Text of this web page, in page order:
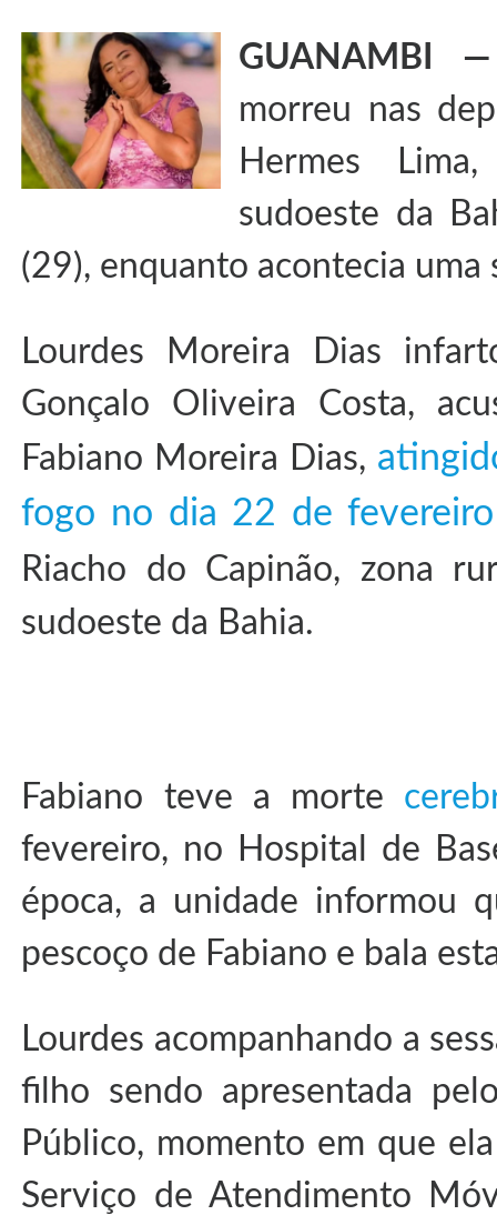
GUANAMBI
morreu nas
Hermes
sudoeste da
(29), enquanto acontecia uma
Lourdes Moreira Dias
Gonçalo Oliveira Costa,
Fabiano Moreira Dias,
fogo no dia 22 de
Riacho do Capinão, zona
sudoeste da Bahia.
Fabiano teve a morte
fevereiro, no Hospital de
época, a unidade informou
pescoço de Fabiano e bala
Lourdes acompanhando a
filho sendo apresentada
Público, momento em que
Serviço de Atendimento